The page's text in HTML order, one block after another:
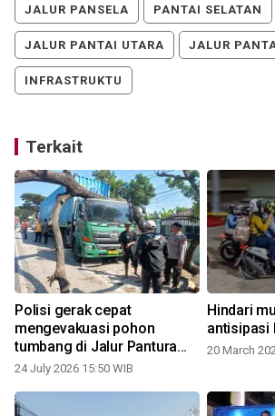
JALUR PANSELA PANTAI SELATAN
JALUR PANTAI UTARA JALUR
INFRASTRUKTU
Terkait
Polisi gerak cepat
mengevakuasi pohon
tumbang di Jalur Pantura
Pati
24 July 2026 15:50 WIB
Hindari
antisipasi
20 March